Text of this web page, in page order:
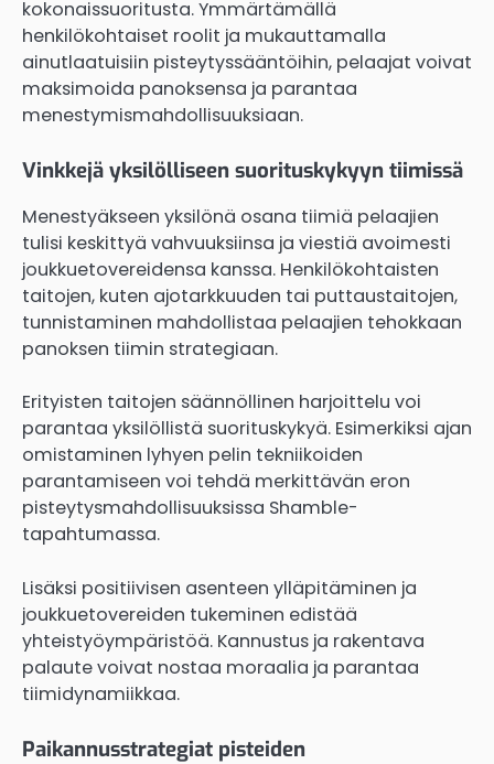
kokonaissuoritusta. Ymmärtämällä
henkilökohtaiset roolit ja mukauttamalla
ainutlaatuisiin pisteytyssääntöihin, pelaajat voivat
maksimoida panoksensa ja parantaa
menestymismahdollisuuksiaan.
Vinkkejä yksilölliseen suorituskykyyn tiimissä
Menestyäkseen yksilönä osana tiimiä pelaajien
tulisi keskittyä vahvuuksiinsa ja viestiä avoimesti
joukkuetovereidensa kanssa. Henkilökohtaisten
taitojen, kuten ajotarkkuuden tai puttaustaitojen,
tunnistaminen mahdollistaa pelaajien tehokkaan
panoksen tiimin strategiaan.
Erityisten taitojen säännöllinen harjoittelu voi
parantaa yksilöllistä suorituskykyä. Esimerkiksi ajan
omistaminen lyhyen pelin tekniikoiden
parantamiseen voi tehdä merkittävän eron
pisteytysmahdollisuuksissa Shamble-
tapahtumassa.
Lisäksi positiivisen asenteen ylläpitäminen ja
joukkuetovereiden tukeminen edistää
yhteistyöympäristöä. Kannustus ja rakentava
palaute voivat nostaa moraalia ja parantaa
tiimidynamiikkaa.
Paikannusstrategiat pisteiden